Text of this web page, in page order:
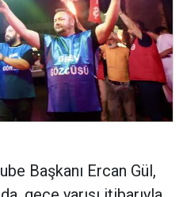
Başkanı Ercan Gül,